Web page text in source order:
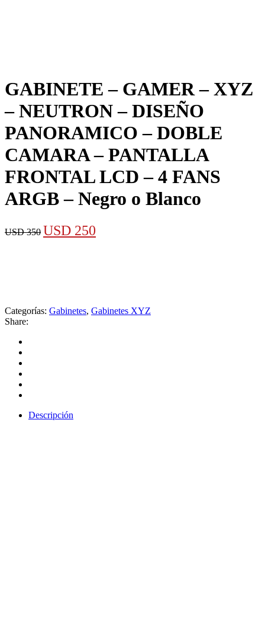
GABINETE – GAMER – XYZ
– NEUTRON – DISEÑO
PANORAMICO – DOBLE
CAMARA – PANTALLA
FRONTAL LCD – 4 FANS
ARGB – Negro o Blanco
USD350 El
USD 250
Categorías: Gabinetes, Gabinetes XYZ
Share:
Descripción